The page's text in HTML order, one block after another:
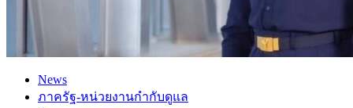
News
ภาครัฐ-หน่วยงานกำกับดูแล